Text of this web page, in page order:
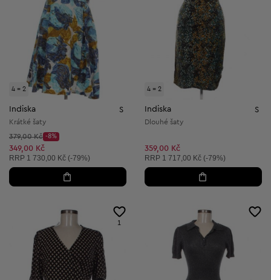
4 = 2
Indiska S
Krátké šaty
Původní cena:
379,00 Kč
Discount Price:
-8%
Snížená cena:
349,00 Kč
Doporučená cena:
RRP 1 730,00 Kč (-79%)
4 = 2
Indiska S
Dlouhé šaty
359,00 Kč
Doporučená cena:
RRP 1 717,00 Kč (-79%)
1